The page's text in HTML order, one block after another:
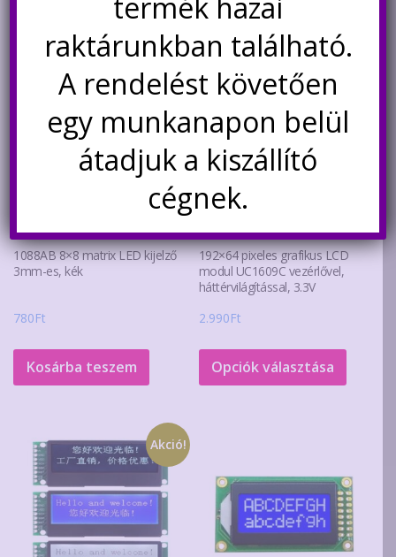
1088AB 8×8 matrix LED kijelző
3mm-es, kék
780Ft
Kosárba teszem
192×64 pixeles grafikus LCD
modul UC1609C vezérlővel,
háttérvilágítással, 3.3V
2.990Ft
Opciók választása
Ennek
A
a
Akció!
raktárunkban található.
A rendelést követően
egy munkanapon belül
átadjuk a kiszállító
cégnek.